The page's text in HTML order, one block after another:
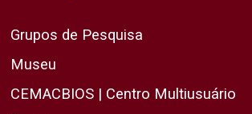
Grupos de Pesquisa
Museu
CEMACBIOS | Centro Multiusuário